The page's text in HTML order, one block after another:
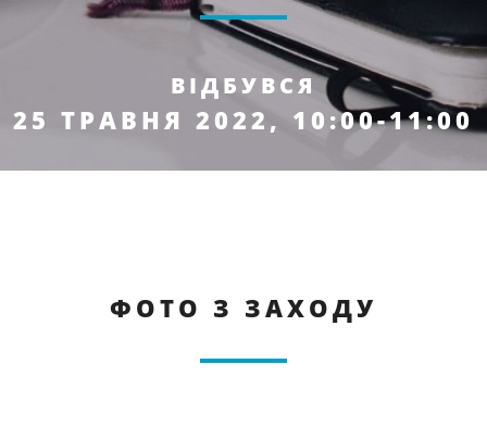
ВІДБУВСЯ
25 ТРАВНЯ 2022, 10:00-11:00
ФОТО З ЗАХОДУ